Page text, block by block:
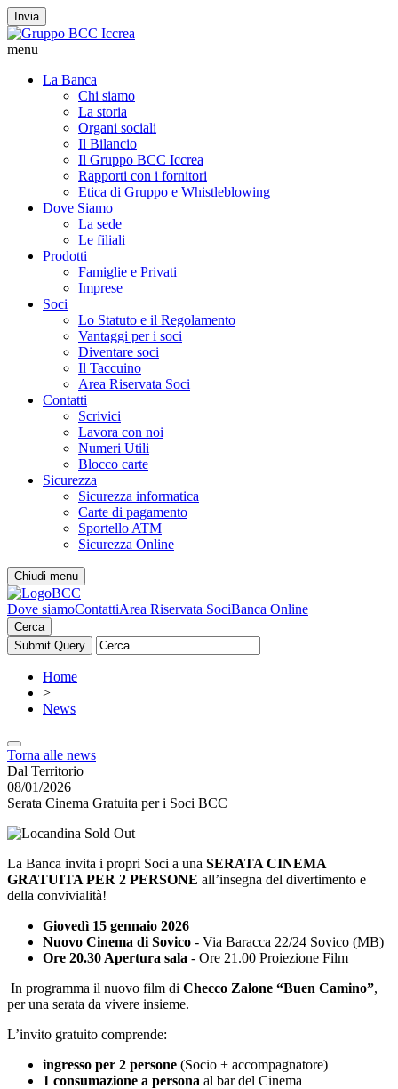
Invia
menu
La Banca
Chi siamo
La storia
Organi sociali
Il Bilancio
Il Gruppo BCC Iccrea
Rapporti con i fornitori
Etica di Gruppo e Whistleblowing
Dove Siamo
La sede
Le filiali
Prodotti
Famiglie e Privati
Imprese
Soci
Lo Statuto e il Regolamento
Vantaggi per i soci
Diventare soci
Il Taccuino
Area Riservata Soci
Contatti
Scrivici
Lavora con noi
Numeri Utili
Blocco carte
Sicurezza
Sicurezza informatica
Carte di pagamento
Sportello ATM
Sicurezza Online
Chiudi menu
Dove siamoContattiArea Riservata SociBanca Online
Cerca
Home
>
News
Torna alle news
Dal Territorio
08/01/2026
Serata Cinema Gratuita per i Soci BCC
La Banca invita i propri Soci a una SERATA CINEMA
GRATUITA PER 2 PERSONE all’insegna del divertimento e
della convivialità!
Giovedì 15 gennaio 2026
Nuovo Cinema di Sovico - Via Baracca 22/24 Sovico (MB)
Ore 20.30 Apertura sala - Ore 21.00 Proiezione Film
In programma il nuovo film di Checco Zalone “Buen Camino”,
per una serata da vivere insieme.
L’invito gratuito comprende:
ingresso per 2 persone (Socio + accompagnatore)
1 consumazione a persona al bar del Cinema